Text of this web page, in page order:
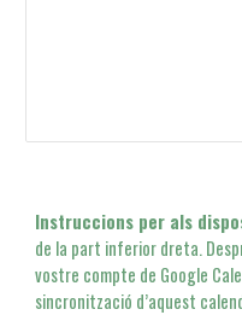
Instruccions per als
de la part inferior dreta.
vostre compte de Google
sincronització d’aquest